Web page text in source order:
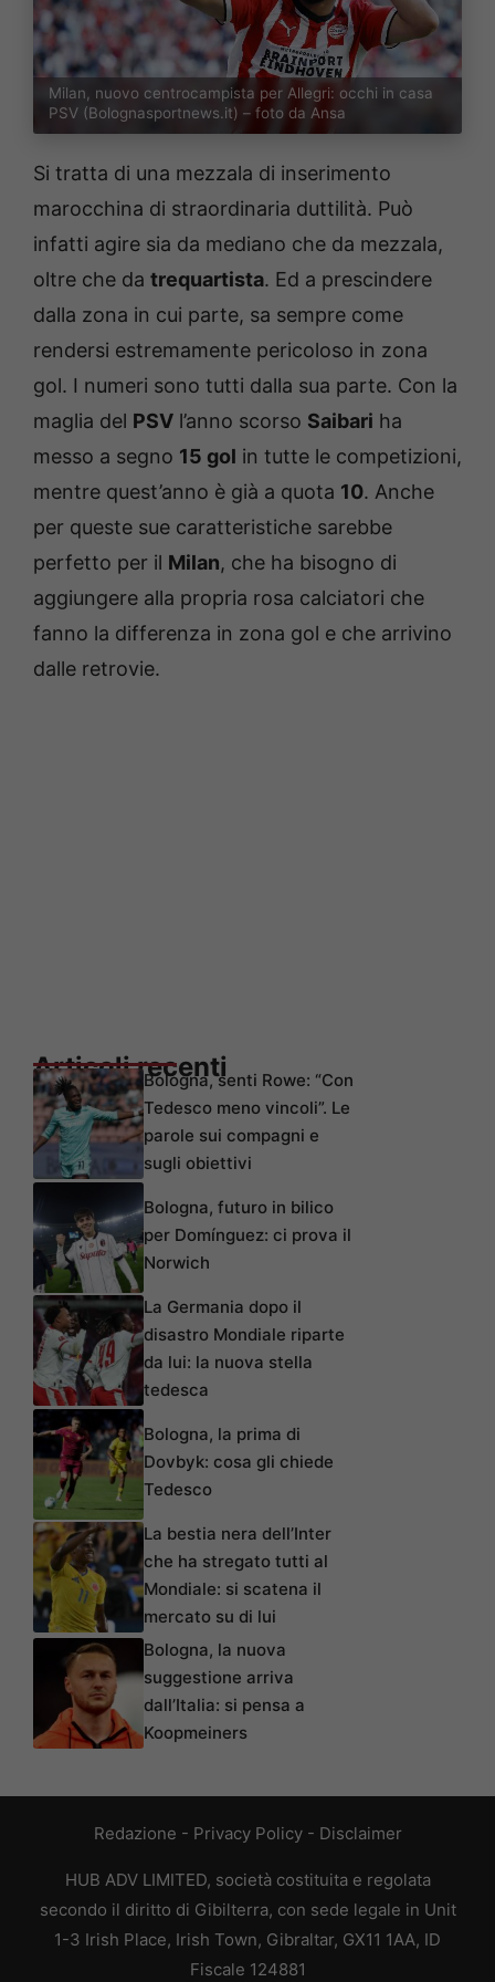
Milan, nuovo centrocampista per Allegri: occhi in casa
PSV (Bolognasportnews.it) – foto da Ansa
Si tratta di una mezzala di inserimento
marocchina di straordinaria duttilità. Può
infatti agire sia da mediano che da mezzala,
oltre che da trequartista. Ed a prescindere
dalla zona in cui parte, sa sempre come
rendersi estremamente pericoloso in zona
gol. I numeri sono tutti dalla sua parte. Con la
maglia del PSV l’anno scorso Saibari ha
messo a segno 15 gol in tutte le competizioni,
mentre quest’anno è già a quota 10. Anche
per queste sue caratteristiche sarebbe
perfetto per il Milan, che ha bisogno di
aggiungere alla propria rosa calciatori che
fanno la differenza in zona gol e che arrivino
dalle retrovie.
Articoli recentiBologna, senti Rowe: “Con
Tedesco meno vincoli”. Le
parole sui compagni e
sugli obiettivi
Bologna, futuro in bilico
per Domínguez: ci prova il
Norwich
La Germania dopo il
disastro Mondiale riparte
da lui: la nuova stella
tedesca
Bologna, la prima di
Dovbyk: cosa gli chiede
Tedesco
La bestia nera dell’Inter
che ha stregato tutti al
Mondiale: si scatena il
mercato su di lui
Bologna, la nuova
suggestione arriva
dall’Italia: si pensa a
Koopmeiners
Redazione - Privacy Policy- Disclaimer
HUB ADV LIMITED, società costituita e regolata
secondo il diritto di Gibilterra, con sede legale in Unit
1-3 Irish Place, Irish Town, Gibraltar, GX11 1AA, ID
Fiscale 124881